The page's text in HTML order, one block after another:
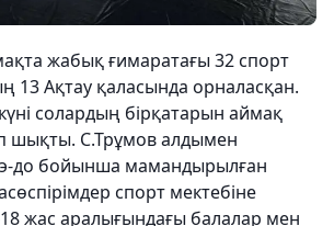
жабық ғимаратағы 32 спорт
13 Ақтау қаласында орналасқан.
солардың бірқатарын аймақ
шықты. С.Трұмов алдымен
до бойынша мамандырылған
спорт мектебіне
жас аралығындағы балалар мен